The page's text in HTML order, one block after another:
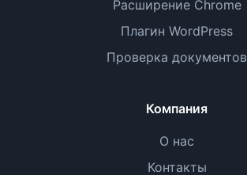
Расширение Chrome
Плагин WordPress
Проверка документов
Компания
О нас
Контакты